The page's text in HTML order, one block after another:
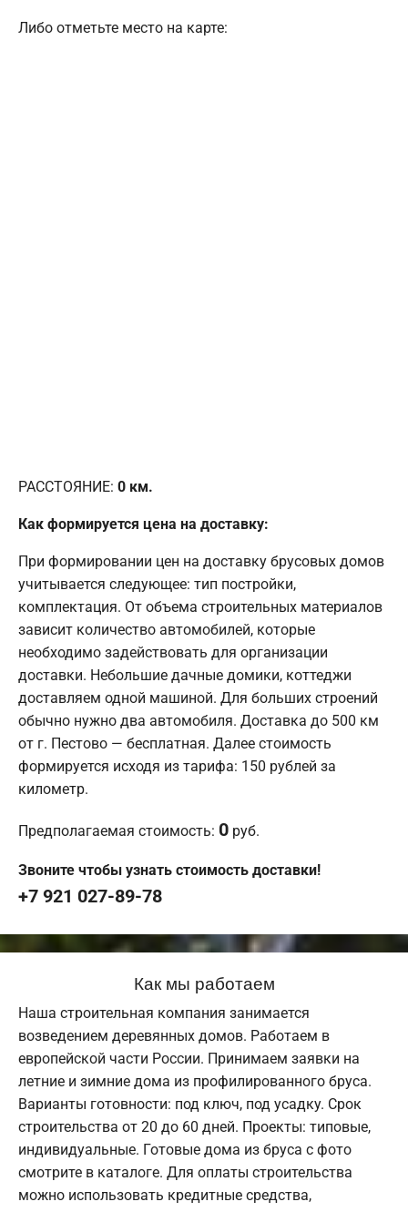
Либо отметьте место на карте:
РАССТОЯНИЕ: 0 км.
Как формируется цена на доставку:
При формировании цен на доставку брусовых домов
учитывается следующее: тип постройки,
комплектация. От объема строительных материалов
зависит количество автомобилей, которые
необходимо задействовать для организации
доставки. Небольшие дачные домики, коттеджи
доставляем одной машиной. Для больших строений
обычно нужно два автомобиля. Доставка до 500 км
от г. Пестово — бесплатная. Далее стоимость
формируется исходя из тарифа: 150 рублей за
километр.
Предполагаемая стоимость: 0 руб.
Звоните чтобы узнать стоимость доставки!
+7 921 027-89-78
Как мы работаем
Наша строительная компания занимается
возведением деревянных домов. Работаем в
европейской части России. Принимаем заявки на
летние и зимние дома из профилированного бруса.
Варианты готовности: под ключ, под усадку. Срок
строительства от 20 до 60 дней. Проекты: типовые,
индивидуальные. Готовые дома из бруса с фото
смотрите в каталоге. Для оплаты строительства
можно использовать кредитные средства,